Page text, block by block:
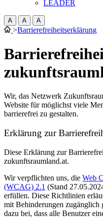
LEADER
A A A
>Barrierefreiheitserklärung
Wir, das Netzwerk
Website für möglichst viele
barrierefrei zu gestalten.
Erklärung zur
Diese Erklärung zur
zukunftsraumland.at.
Wir verpflichten uns, die Web
(WCAG) 2.1 (Stand
erfüllen. Diese Richtlinien
mit Behinderungen zugänglich
dazu bei, dass alle Benutzer